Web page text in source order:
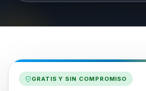
GRATIS Y SIN COMPROMISO